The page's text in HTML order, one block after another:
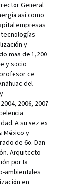
General
así como
empresas
y
mas de 1,200
y socio
de
del
2006, 2007
A su vez es
México y
de 6o. Dan
Arquitecto
por la
ambientales
en